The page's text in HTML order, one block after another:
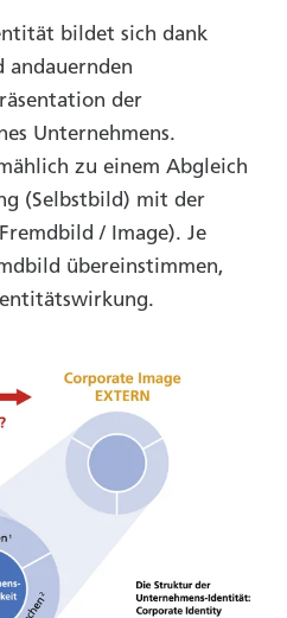
bildet sich dank
andauernden
der
Unternehmens.
zu einem Abgleich
(Selbstbild) mit der
/ Image). Je
übereinstimmen,